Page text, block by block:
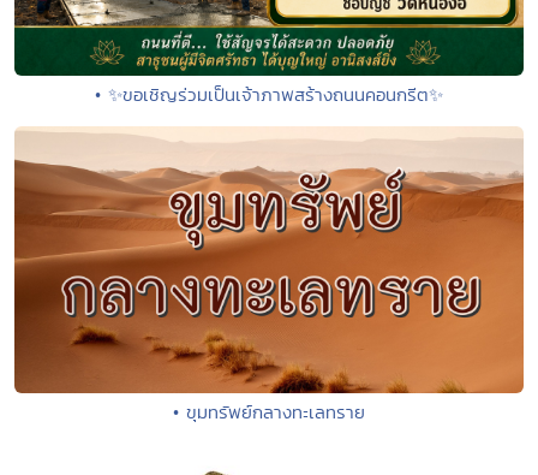
• ✨ขอเชิญร่วมเป็นเจ้าภาพสร้างถนนคอนกรีต✨
• ขุมทรัพย์กลางทะเลทราย